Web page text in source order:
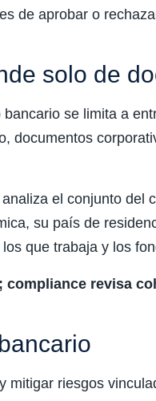
de aprobar o
solo de
se limita a
documentos
el conjunto del
su país de
que trabaja y los
revisa
mitigar riesgos